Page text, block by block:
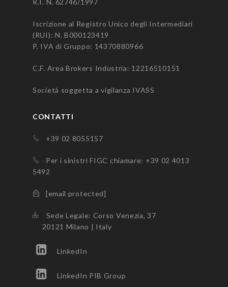
Iscrizione al Registro Unico degli Intermediari
(RUI): N.B000123419
P. IVA di Gruppo: 14370880966
C.F. Area Brokers Industria: 12216510151
Società soggetta a vigilanza IVASS
CONTATTI
+39 02 8055157
Per i sinistri FIGC chiamare: +39 02 4013
5492
[email protected]
Sede Legale: Corso Venezia, 37
20121 Milano | Italy
LinkedIn
LinkedIn PIB Group